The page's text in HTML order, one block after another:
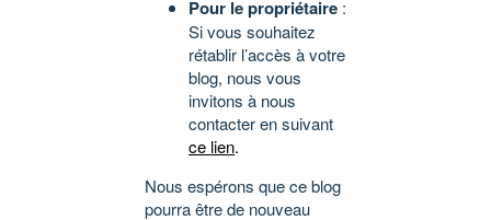
Pour le propriétaire :
Si vous souhaitez
rétablir l’accès à votre
blog, nous vous
invitons à nous
contacter en suivant
ce lien.
Nous espérons que ce blog
pourra être de nouveau